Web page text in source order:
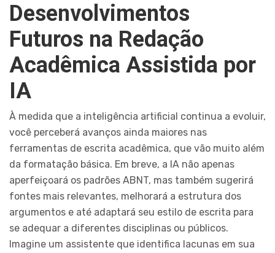
Desenvolvimentos
Futuros na Redação
Acadêmica Assistida por
IA
À medida que a inteligência artificial continua a evoluir,
você perceberá avanços ainda maiores nas
ferramentas de escrita acadêmica, que vão muito além
da formatação básica. Em breve, a IA não apenas
aperfeiçoará os padrões ABNT, mas também sugerirá
fontes mais relevantes, melhorará a estrutura dos
argumentos e até adaptará seu estilo de escrita para
se adequar a diferentes disciplinas ou públicos.
Imagine um assistente que identifica lacunas em sua